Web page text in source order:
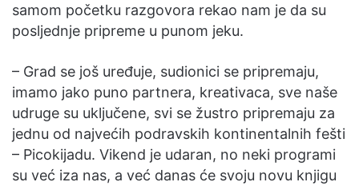
samom početku razgovora rekao nam je da su
posljednje pripreme u punom jeku.
– Grad se još uređuje, sudionici se pripremaju,
imamo jako puno partnera, kreativaca, sve naše
udruge su uključene, svi se žustro pripremaju za
jednu od najvećih podravskih kontinentalnih fešti
– Picokijadu. Vikend je udaran, no neki programi
su već iza nas, a već danas će svoju novu knjigu